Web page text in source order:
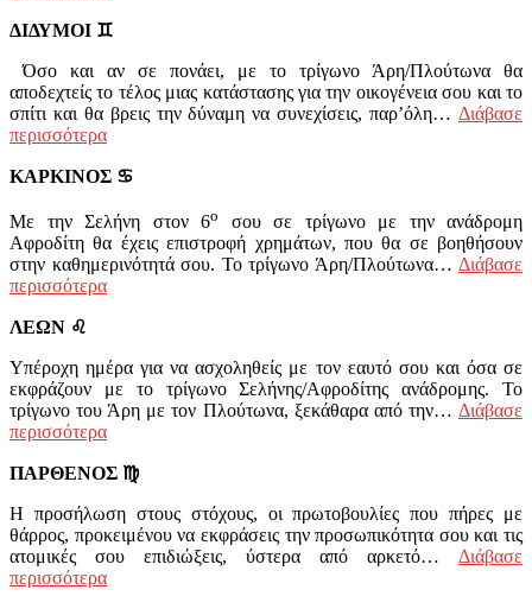
ΔΙΔΥΜΟΙ ♊
Όσο και αν σε πονάει, με το τρίγωνο Άρη/Πλούτωνα θα
αποδεχτείς το τέλος μιας κατάστασης για την οικογένεια σου και το
σπίτι και θα βρεις την δύναμη να συνεχίσεις, παρ’όλη… Διάβασε
περισσότερα
ΚΑΡΚΙΝΟΣ ♋
Με την Σελήνη στον 6ο
σου σε τρίγωνο με την ανάδρομη
Αφροδίτη θα έχεις επιστροφή χρημάτων, που θα σε βοηθήσουν
στην καθημερινότητά σου. Το τρίγωνο Άρη/Πλούτωνα… Διάβασε
περισσότερα
ΛΕΩΝ ♌
Υπέροχη ημέρα για να ασχοληθείς με τον εαυτό σου και όσα σε
εκφράζουν με το τρίγωνο Σελήνης/Αφροδίτης ανάδρομης. Το
τρίγωνο του Άρη με τον Πλούτωνα, ξεκάθαρα από την… Διάβασε
περισσότερα
ΠΑΡΘΕΝΟΣ ♍
Η προσήλωση στους στόχους, οι πρωτοβουλίες που πήρες με
θάρρος, προκειμένου να εκφράσεις την προσωπικότητα σου και τις
ατομικές σου επιδιώξεις, ύστερα από αρκετό… Διάβασε
περισσότερα